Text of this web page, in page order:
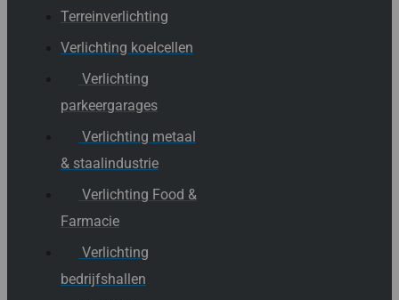
Terreinverlichting
Verlichting koelcellen
Verlichting
parkeergarages
Verlichting metaal
& staalindustrie
Verlichting Food &
Farmacie
Verlichting
bedrijfshallen